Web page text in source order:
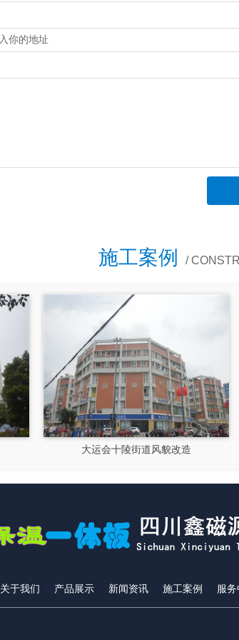
施工案例 /
大运会十陵街道风貌改造
关于我们 产品展示 新闻资讯 施工案例 服